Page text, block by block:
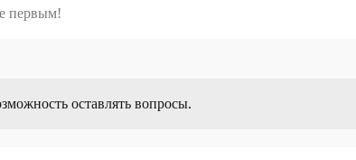
первым!
оставлять вопросы.